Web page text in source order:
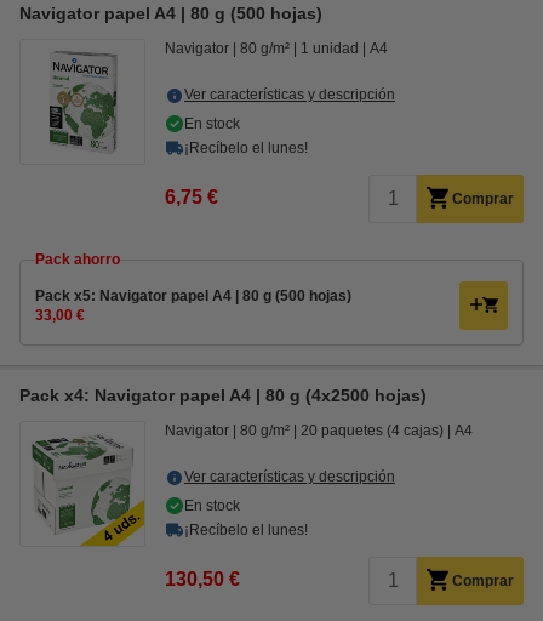
Navigator papel A4 | 80 g (500 hojas)
Navigator 80 g/m² 1 unidad A4
Ver características y descripción
En stock
¡Recíbelo el lunes!
6,75 € Comprar
Pack ahorro
Pack x5: Navigator papel A4 | 80 g (500 hojas)
33,00 €
Pack x4: Navigator papel A4 | 80 g (4x2500 hojas)
Navigator 80 g/m² 20 paquetes (4 cajas) A4
Ver características y descripción
En stock
¡Recíbelo el lunes!
130,50 € Comprar